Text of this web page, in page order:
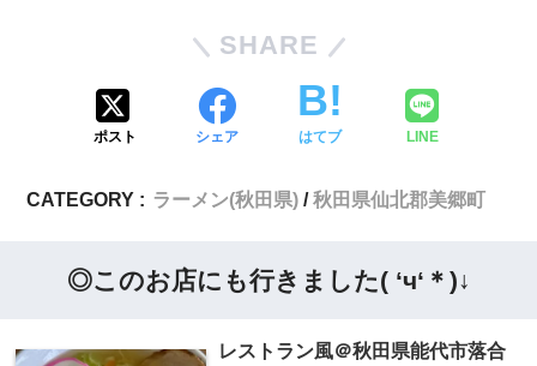
SHARE
ポスト シェア はてブ LINE
CATEGORY : ラーメン(秋田県) 秋田県仙北郡美郷町
◎このお店にも行きました( ‘ч‘＊)↓
レストラン風＠秋田県能代市落合